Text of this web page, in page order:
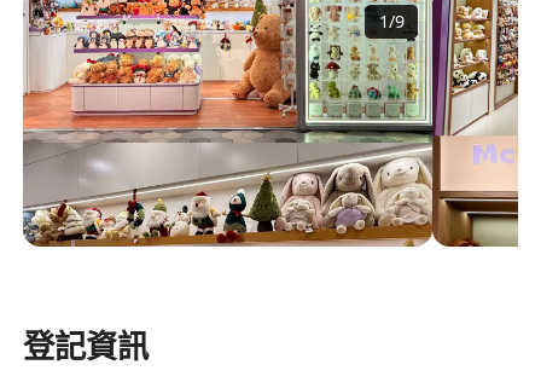
1/9
登記資訊